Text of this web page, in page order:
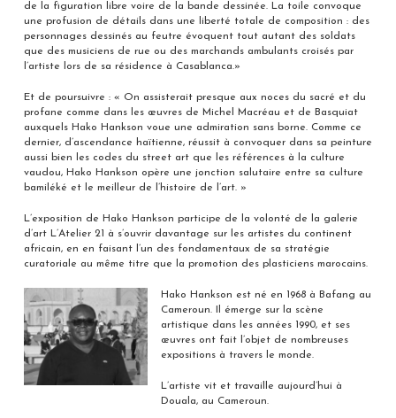
de la figuration libre voire de la bande dessinée. La toile convoque
une profusion de détails dans une liberté totale de composition : des
personnages dessinés au feutre évoquent tout autant des soldats
que des musiciens de rue ou des marchands ambulants croisés par
l’artiste lors de sa résidence à Casablanca.»
Et de poursuivre : « On assisterait presque aux noces du sacré et du
profane comme dans les œuvres de Michel Macréau et de Basquiat
auxquels Hako Hankson voue une admiration sans borne. Comme ce
dernier, d’ascendance haïtienne, réussit à convoquer dans sa peinture
aussi bien les codes du street art que les références à la culture
vaudou, Hako Hankson opère une jonction salutaire entre sa culture
bamiléké et le meilleur de l’histoire de l’art. »
L’exposition de Hako Hankson participe de la volonté de la galerie
d’art L’Atelier 21 à s’ouvrir davantage sur les artistes du continent
africain, en en faisant l’un des fondamentaux de sa stratégie
curatoriale au même titre que la promotion des plasticiens marocains.
Hako Hankson est né en 1968 à Bafang au
Cameroun. Il émerge sur la scène
artistique dans les années 1990, et ses
œuvres ont fait l’objet de nombreuses
expositions à travers le monde.
L’artiste vit et travaille aujourd’hui à
Douala, au Cameroun.